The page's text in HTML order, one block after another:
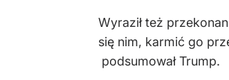
Wyraził też
się nim, karmić go
podsumował Trump.